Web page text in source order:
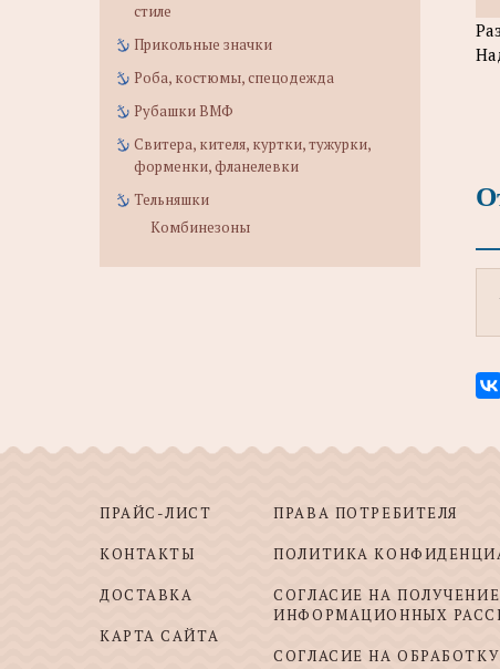
стиле
Прикольные значки
Роба, костюмы, спецодежда
Рубашки ВМФ
Свитера, кителя, куртки, тужурки,
форменки, фланелевки
Тельняшки
Комбинезоны
ПРАЙС-ЛИСТ
КОНТАКТЫ
ДОСТАВКА
КАРТА САЙТА
ПРАВА ПОТРЕБИТЕЛЯ
ПОЛИТИКА
СОГЛАСИЕ НА
ИНФОРМАЦИОННЫХ
СОГЛАСИЕ НА